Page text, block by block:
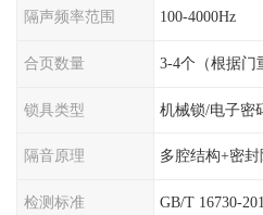
隔声频率范围 100-4000Hz
合页数量 3-4个（根据门
锁具类型 机械锁/电子密
隔音原理 多腔结构+密
检测标准 GB/T 16730-